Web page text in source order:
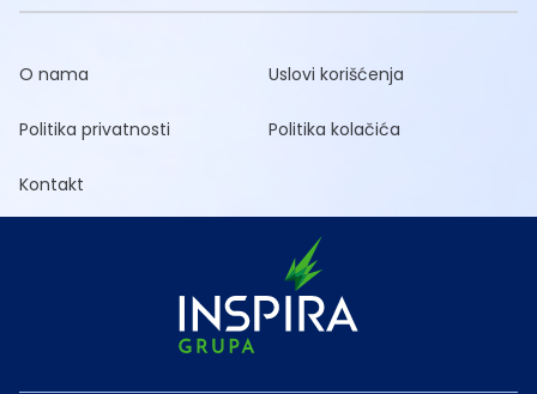
O nama Uslovi korišćenja
Politika privatnosti Politika kolačića
Kontakt